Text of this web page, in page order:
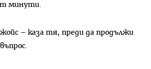
минути.
– каза тя, преди да продължи